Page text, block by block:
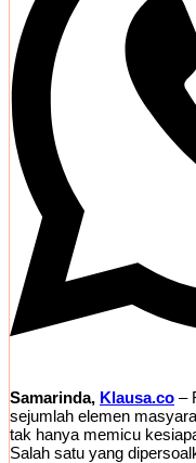
Samarinda, Klausa.co –
sejumlah elemen
tak hanya memicu
Salah satu yang